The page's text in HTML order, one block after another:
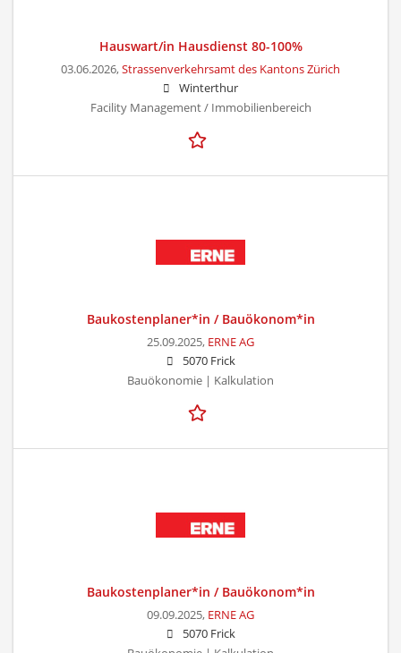
Hauswart/in Hausdienst 80-100%
03.06.2026,Strassenverkehrsamt des Kantons Zürich
Winterthur
Facility Management / Immobilienbereich
Baukostenplaner*in / Bauökonom*in
25.09.2025, ERNE AG
5070 Frick
Bauökonomie | Kalkulation
Baukostenplaner*in / Bauökonom*in
09.09.2025, ERNE AG
5070 Frick